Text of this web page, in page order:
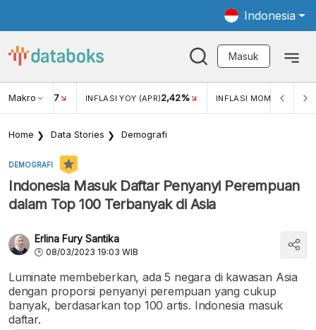
Indonesia
Masuk
Makro
USD/IDR 17 INFLASI YOY (APR)2,42% INFLASI MOM (MAR)
Home Data Stories Demografi
DEMOGRAFI
Indonesia Masuk Daftar Penyanyi Perempuan
dalam Top 100 Terbanyak di Asia
Erlina Fury Santika
08/03/2023 19:03 WIB
Luminate membeberkan, ada 5 negara di kawasan Asia
dengan proporsi penyanyi perempuan yang cukup
banyak, berdasarkan top 100 artis. Indonesia masuk
daftar.